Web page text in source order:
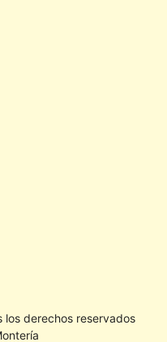
derechos reservados